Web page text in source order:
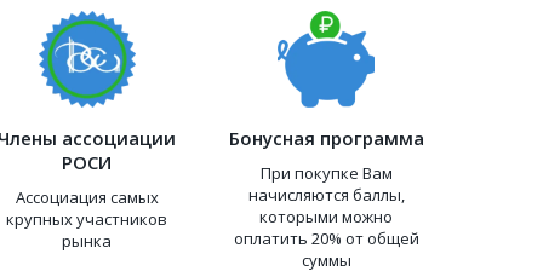
ассоциации
РОСИ
Ассоциация самых
крупных участников
рынка
Бонусная программа
При покупке Вам
начисляются баллы,
которыми можно
оплатить 20% от общей
суммы